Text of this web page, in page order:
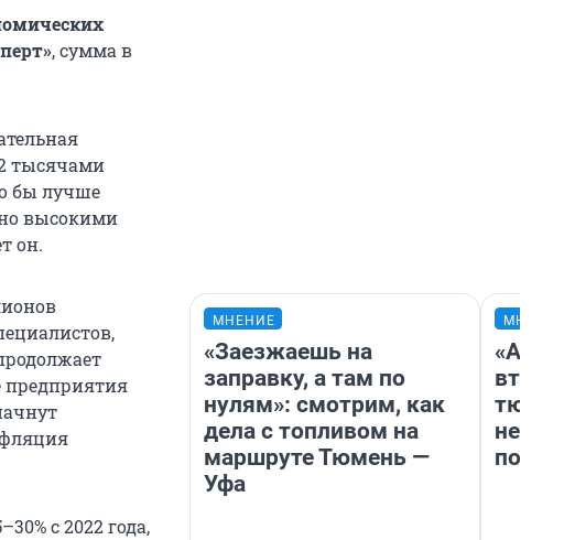
, сумма в
тысячами
бы лучше
высокими
он.
предприятия
с 2022 года,
МНЕНИЕ
«Заезжаешь на
заправку, а там по
нулям»: смотрим, как
дела с топливом на
маршруте Тюмень —
Уфа